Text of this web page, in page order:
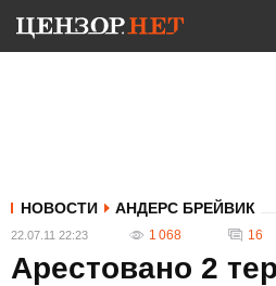
НОВОСТИ АНДЕРС БРЕЙВИК
22.07.11 22:23 1 068 16
Арестовано 2